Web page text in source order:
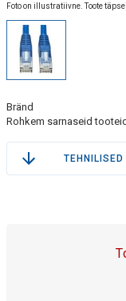
Foto on illustratiivne. Toote
Bränd
Rohkem sarnaseid